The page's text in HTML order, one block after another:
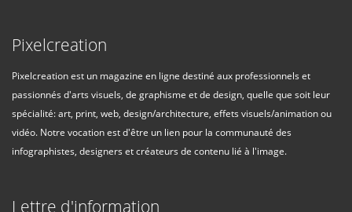
Pixelcreation
Pixelcreation est un magazine en ligne destiné aux professionnels et
passionnés d'arts visuels, de graphisme et de design, quelle que soit leur
spécialité: art, print, web, design/architecture, effets visuels/animation ou
vidéo. Notre vocation est d'être un lien pour la communauté des
infographistes, designers et créateurs de contenu lié à l'image.
Lettre d'information